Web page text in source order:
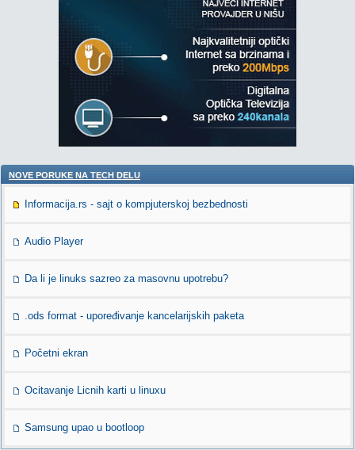
NOVE PORUKE NA TECH DELU
Informacija.rs - sajt o kompjuterskoj bezbednosti
Audio Player
Da li je linuks sazreo za masovnu upotrebu?
.ods format - upoređivanje kancelarijskih paketa
Početni ekran
Ocitavanje Licnih karti u linuxu
Samsung upao u bootloop